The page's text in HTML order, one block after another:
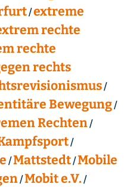
extreme
rechte
rechte
rechts
Bewegung
Rechten
Mattstedt Mobile
Mobit e.V.